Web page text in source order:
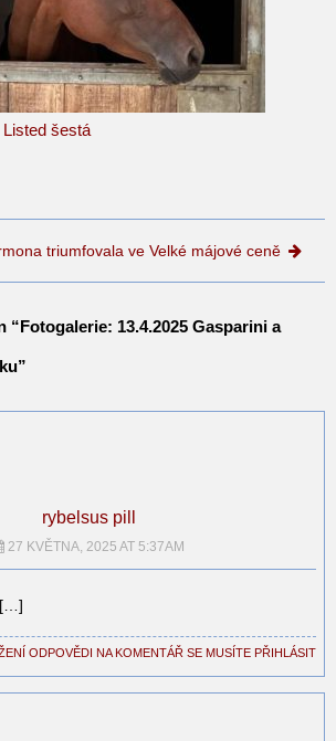
šestá
triumfovala ve Velké májové ceně
“Fotogalerie: 13.4.2025 Gasparini a
”
rybelsus pill
27 KVĚTNA, 2025 AT 5:37AM
[…]
ODPOVĚDI NA KOMENTÁŘ SE MUSÍTE PŘIHLÁSIT